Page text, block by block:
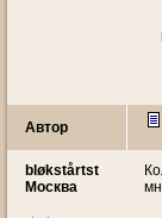
Автор
bløkstårtst
Москва